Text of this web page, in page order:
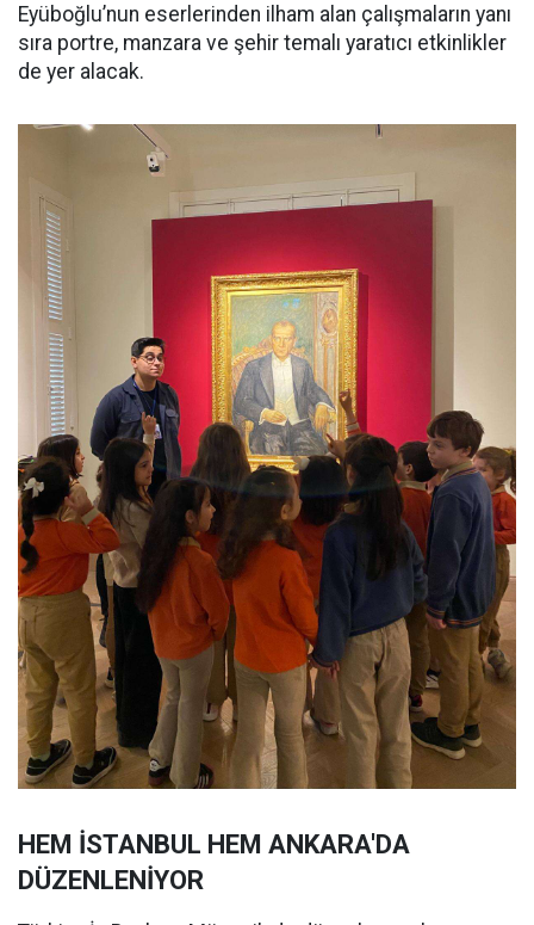
Eyüboğlu’nun eserlerinden ilham alan çalışmaların yanı
sıra portre, manzara ve şehir temalı yaratıcı etkinlikler
de yer alacak.
HEM İSTANBUL HEM ANKARA'DA
DÜZENLENİYOR